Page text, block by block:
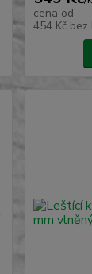
cena od
454 Kč bez